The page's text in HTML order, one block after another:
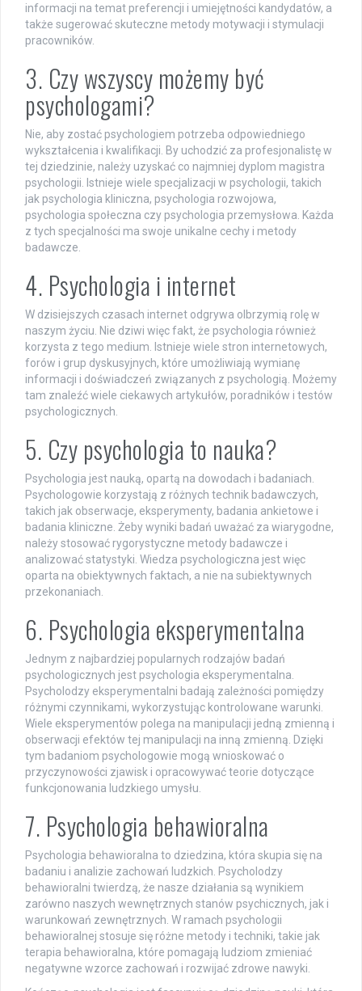
informacji na temat preferencji i umiejętności kandydatów, a
także sugerować skuteczne metody motywacji i stymulacji
pracowników.
3. Czy wszyscy możemy być
psychologami?
Nie, aby zostać psychologiem potrzeba odpowiedniego
wykształcenia i kwalifikacji. By uchodzić za profesjonalistę w
tej dziedzinie, należy uzyskać co najmniej dyplom magistra
psychologii. Istnieje wiele specjalizacji w psychologii, takich
jak psychologia kliniczna, psychologia rozwojowa,
psychologia społeczna czy psychologia przemysłowa. Każda
z tych specjalności ma swoje unikalne cechy i metody
badawcze.
4. Psychologia i internet
W dzisiejszych czasach internet odgrywa olbrzymią rolę w
naszym życiu. Nie dziwi więc fakt, że psychologia również
korzysta z tego medium. Istnieje wiele stron internetowych,
forów i grup dyskusyjnych, które umożliwiają wymianę
informacji i doświadczeń związanych z psychologią. Możemy
tam znaleźć wiele ciekawych artykułów, poradników i testów
psychologicznych.
5. Czy psychologia to nauka?
Psychologia jest nauką, opartą na dowodach i badaniach.
Psychologowie korzystają z różnych technik badawczych,
takich jak obserwacje, eksperymenty, badania ankietowe i
badania kliniczne. Żeby wyniki badań uważać za wiarygodne,
należy stosować rygorystyczne metody badawcze i
analizować statystyki. Wiedza psychologiczna jest więc
oparta na obiektywnych faktach, a nie na subiektywnych
przekonaniach.
6. Psychologia eksperymentalna
Jednym z najbardziej popularnych rodzajów badań
psychologicznych jest psychologia eksperymentalna.
Psycholodzy eksperymentalni badają zależności pomiędzy
różnymi czynnikami, wykorzystując kontrolowane warunki.
Wiele eksperymentów polega na manipulacji jedną zmienną i
obserwacji efektów tej manipulacji na inną zmienną. Dzięki
tym badaniom psychologowie mogą wnioskować o
przyczynowości zjawisk i opracowywać teorie dotyczące
funkcjonowania ludzkiego umysłu.
7. Psychologia behawioralna
Psychologia behawioralna to dziedzina, która skupia się na
badaniu i analizie zachowań ludzkich. Psycholodzy
behawioralni twierdzą, że nasze działania są wynikiem
zarówno naszych wewnętrznych stanów psychicznych, jak i
warunkowań zewnętrznych. W ramach psychologii
behawioralnej stosuje się różne metody i techniki, takie jak
terapia behawioralna, które pomagają ludziom zmieniać
negatywne wzorce zachowań i rozwijać zdrowe nawyki.